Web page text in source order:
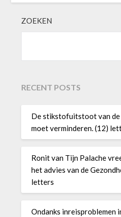
ZOEKEN
RECENT POSTS
De stikstofuitstoot van
moet verminderen. (12)
Ronit van Tijn Palache
het advies van de
letters
Ondanks inreisproblemen